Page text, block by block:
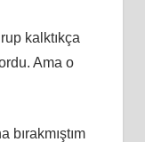
kalktıkça
Ama o
bırakmıştım